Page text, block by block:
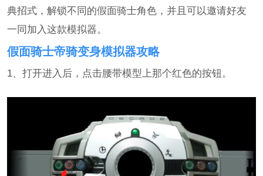
典招式，解锁不同的假面骑士角色，并且可以邀请好友
一同加入这款模拟器。
假面骑士帝骑变身模拟器攻略
1、打开进入后，点击腰带模型上那个红色的按钮。